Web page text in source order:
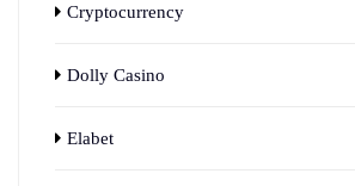
Cryptocurrency
Dolly Casino
Elabet